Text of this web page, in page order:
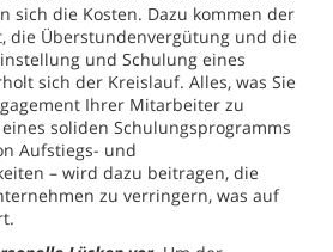
sich die Kosten. Dazu kommen der
die Überstundenvergütung und die
und Schulung eines
sich der Kreislauf. Alles, was Sie
Ihrer Mitarbeiter zu
soliden Schulungsprogramms
Aufstiegs- und
– wird dazu beitragen, die
zu verringern, was auf